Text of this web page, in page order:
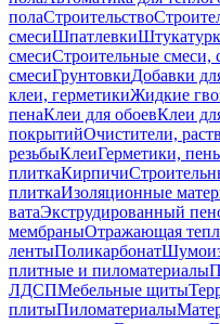
полаСтроительство
смесиШпатлевки
смесиСтроительные смеси,
смесиГрунтовкиДобавки
клеи, герметикиЖидкие
пенаКлеи для обоевКлеи
покрытийОчистители,
резьбыКлеиГерметики,
плиткаКирпичи
плиткаИзоляционные
ватаЭкструдированный
мембраныОтражающая
лентыПоликарбонат
плитные и пиломатериалы
ЛДСПМебельные щиты
плитыПиломатериалы